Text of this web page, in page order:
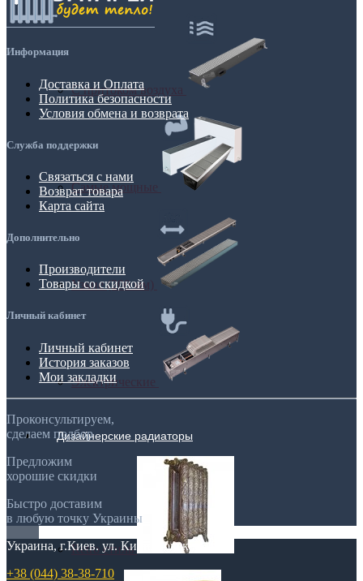
С притоком воздуха
Самые мощные
Узкие (200 мм)
Электрические
Дизайнерские радиаторы
Retro стиль
Информация
Доставка и Оплата
Политика безопасности
Условия обмена и возврата
Служба поддержки
Связаться с нами
Возврат товара
Карта сайта
Дополнительно
Производители
Товары со скидкой
Личный кабинет
Личный кабинет
История заказов
Мои закладки
Проконсультируем,
сделаем подбор
Предложим
хорошие скидки
Быстро доставим
в любую точку Украины
Украина, г.Киев. ул. Кирилловская,160А
+38 (044) 38-38-710